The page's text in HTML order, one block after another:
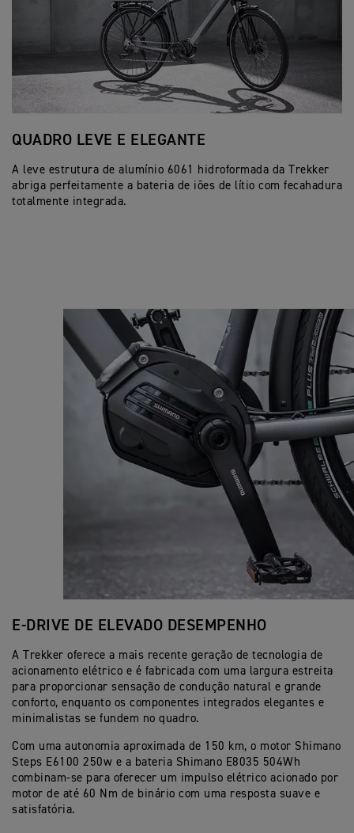
QUADRO LEVE E ELEGANTE
A leve estrutura de alumínio 6061 hidroformada da Trekker
abriga perfeitamente a bateria de iões de lítio com fecahadura
totalmente integrada.
E-DRIVE DE ELEVADO DESEMPENHO
A Trekker oferece a mais recente geração de tecnologia de
acionamento elétrico e é fabricada com uma largura estreita
para proporcionar sensação de condução natural e grande
conforto, enquanto os componentes integrados elegantes e
minimalistas se fundem no quadro.
Com uma autonomia aproximada de 150 km, o motor Shimano
Steps E6100 250w e a bateria Shimano E8035 504Wh
combinam-se para oferecer um impulso elétrico acionado por
motor de até 60 Nm de binário com uma resposta suave e
satisfatória.